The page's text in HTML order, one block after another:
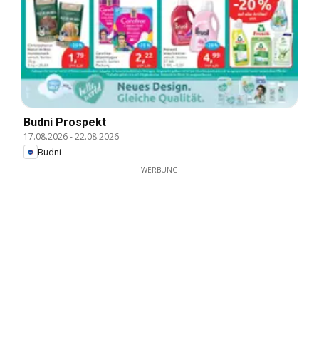
Budni Prospekt
17.08.2026-22.08.2026
Budni
WERBUNG